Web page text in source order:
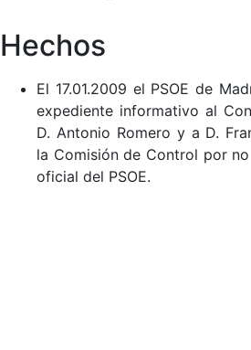
Hechos
El 17.01.2009 el PSOE de
expediente informativo al
D. Antonio Romero y a D.
la Comisión de Control por
oficial del PSOE.